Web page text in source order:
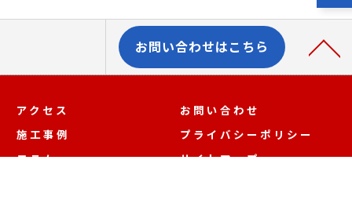
お問い合わせはこちら
アクセス
施工事例
コラム
お問い合わせ
プライバシーポリシー
サイトマップ